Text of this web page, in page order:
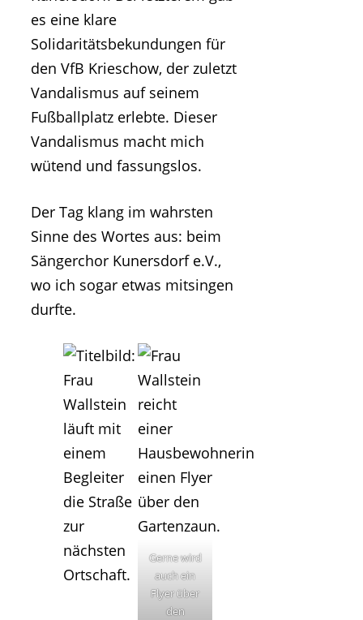
es eine klare
Solidaritätsbekundungen für
den VfB Krieschow, der zuletzt
Vandalismus auf seinem
Fußballplatz erlebte. Dieser
Vandalismus macht mich
wütend und fassungslos.
Der Tag klang im wahrsten
Sinne des Wortes aus: beim
Sängerchor Kunersdorf e.V.,
wo ich sogar etwas mitsingen
durfte.
Gerne wird
auch ein
Flyer über
den